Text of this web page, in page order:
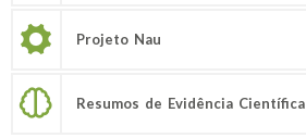
Projeto Nau
Resumos de Evidência Científica